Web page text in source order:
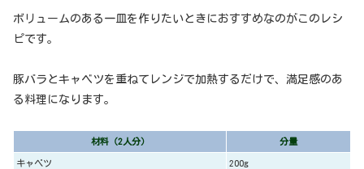
ボリュームのある一皿を作りたいときにおすすめなのがこのレシ
ピです。
豚バラとキャベツを重ねてレンジで加熱するだけで、満足感のあ
る料理になります。
材料（2人分） 分量
キャベツ 200g